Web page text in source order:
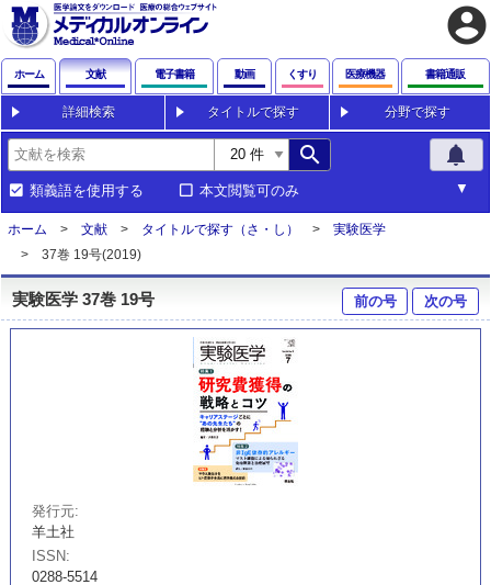
account_circle
ホーム 文献 電子書籍 動画 くすり 医療機器 書籍通販
詳細検索 タイトルで探す 分野で探す
search notifications
類義語を使用する 本文閲覧可のみ
ホーム 文献 タイトルで探す（さ・し）
実験医学
37巻 19号(2019)
実験医学 37巻 19号 前の号 次の号
発行元
羊土社
ISSN
0288-5514